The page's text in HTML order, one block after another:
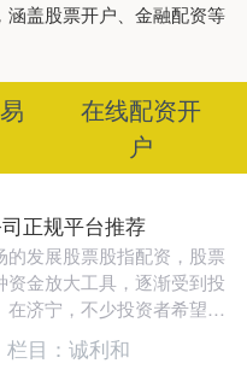
盖股票开户、金融配资等
在线配资开
户
正规平台推荐
的发展股票股指配资，股票
资金放大工具，逐渐受到投
在济宁，不少投资者希望通
金使用效率。然而，市场上
，如....
栏目： 诚利和